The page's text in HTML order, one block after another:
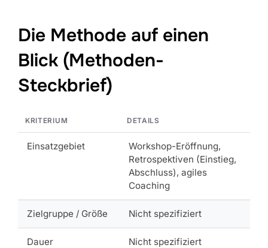
Die Methode auf einen
Blick (Methoden-
Steckbrief)
KRITERIUM DETAILS
Einsatzgebiet
Workshop-Eröffnung,
Retrospektiven (Einstieg,
Abschluss), agiles
Coaching
Zielgruppe / Größe Nicht spezifiziert
Dauer Nicht spezifiziert